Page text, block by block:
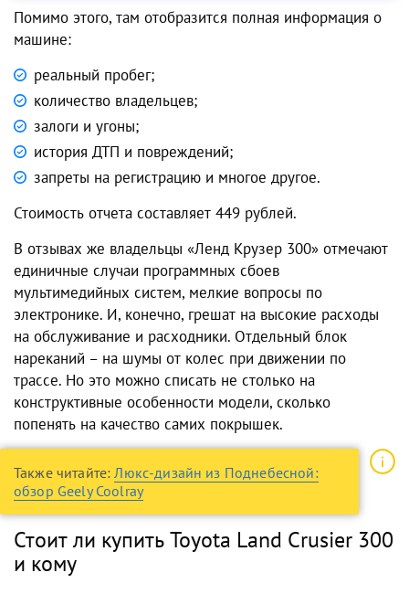
Помимо этого, там отобразится полная информация о
машине:
реальный пробег;
количество владельцев;
залоги и угоны;
история ДТП и повреждений;
запреты на регистрацию и многое другое.
Стоимость отчета составляет 449 рублей.
В отзывах же владельцы «Ленд Крузер 300» отмечают
единичные случаи программных сбоев
мультимедийных систем, мелкие вопросы по
электронике. И, конечно, грешат на высокие расходы
на обслуживание и расходники. Отдельный блок
нареканий – на шумы от колес при движении по
трассе. Но это можно списать не столько на
конструктивные особенности модели, сколько
попенять на качество самих покрышек.
Также читайте:Люкс-дизайн из Поднебесной:
обзор Geely Coolray
Стоит ли купить Toyota Land Crusier 300
и кому